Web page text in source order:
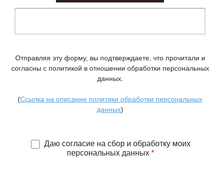
Отправляя эту форму, вы подтверждаете, что прочитали и
согласны с политикой в отношении обработки персональных
данных.
(Ссылка на описание политики обработки персональных
данных)
Даю согласие на сбор и обработку моих
персональных данных *